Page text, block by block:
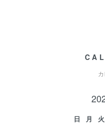
日 月 火